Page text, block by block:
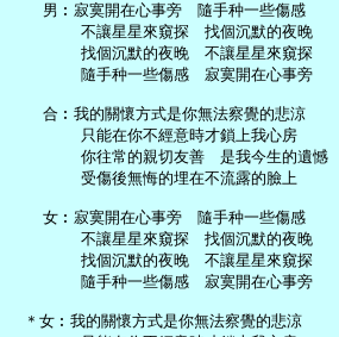
   男︰寂寞開在心事旁　隨手种一些傷感
       不讓星星來窺探　找個沉默的夜晚
       找個沉默的夜晚　不讓星星來窺探
       隨手种一些傷感　寂寞開在心事旁
   合︰我的關懷方式是你無法察覺的悲涼
       只能在你不經意時才鎖上我心房
       你往常的親切友善　是我今生的遺憾
       受傷後無悔的埋在不流露的臉上
   女︰寂寞開在心事旁　隨手种一些傷感
       不讓星星來窺探　找個沉默的夜晚
       找個沉默的夜晚　不讓星星來窺探
       隨手种一些傷感　寂寞開在心事旁
＊女︰我的關懷方式是你無法察覺的悲涼